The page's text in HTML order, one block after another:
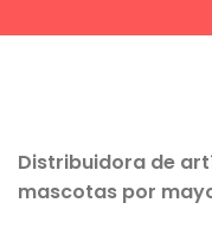
Distribuidora de
mascotas por